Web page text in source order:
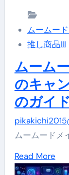
理
方
法
単
操
で
ド
イ
ムームー
推し商品III
ムーム
のキャ
のガイ
ムームード
Read MoreRead